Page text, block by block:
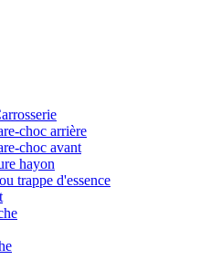
choc arrière
choc avant
hayon
trappe d'essence